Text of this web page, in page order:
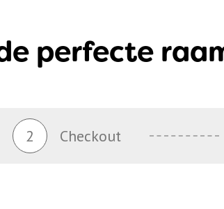
perfecte
2 Checkout